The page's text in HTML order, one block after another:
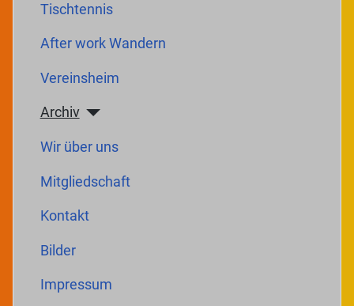
Tischtennis
After work Wandern
Vereinsheim
Archiv
Wir über uns
Mitgliedschaft
Kontakt
Bilder
Impressum